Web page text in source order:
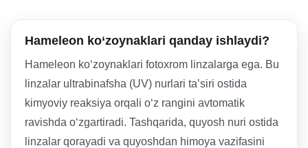
Hameleon ko‘zoynaklari qanday ishlaydi?
Hameleon ko‘zoynaklari fotoxrom linzalarga ega. Bu
linzalar ultrabinafsha (UV) nurlari ta’siri ostida
kimyoviy reaksiya orqali o‘z rangini avtomatik
ravishda o‘zgartiradi. Tashqarida, quyosh nuri ostida
linzalar qorayadi va quyoshdan himoya vazifasini